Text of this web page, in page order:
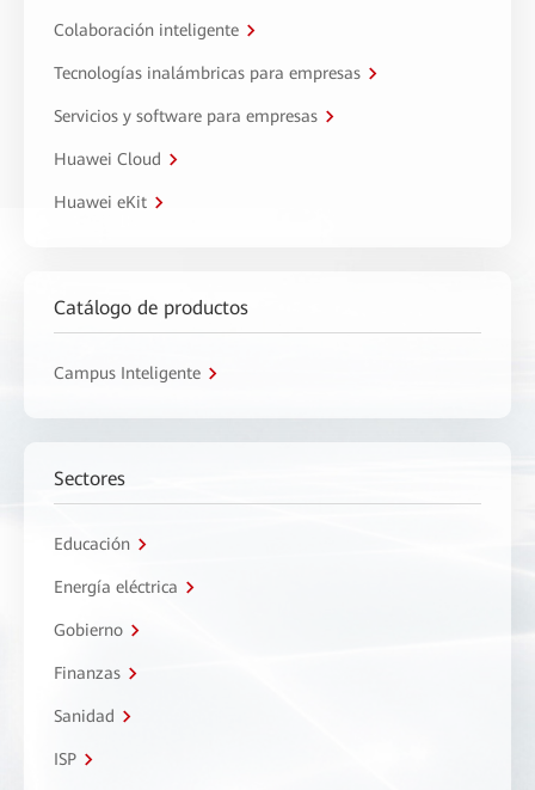
Colaboración inteligente
Tecnologías inalámbricas para empresas
Servicios y software para empresas
Huawei Cloud
Huawei eKit
Catálogo de productos
Campus Inteligente
Sectores
Educación
Energía eléctrica
Gobierno
Finanzas
Sanidad
ISP